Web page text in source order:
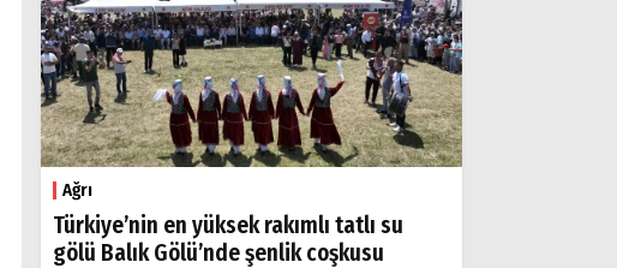
Ağrı
Türkiye’nin en yüksek rakımlı tatlı su
gölü Balık Gölü’nde şenlik coşkusu